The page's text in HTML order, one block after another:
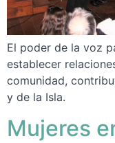
El poder de la voz
establecer
comunidad,
y de la Isla.
Mujeres